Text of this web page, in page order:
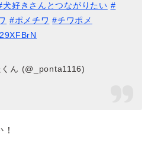
犬好きさんとつながりたい #
#ポメチワ #チワポメ
ん (@_ponta1116)